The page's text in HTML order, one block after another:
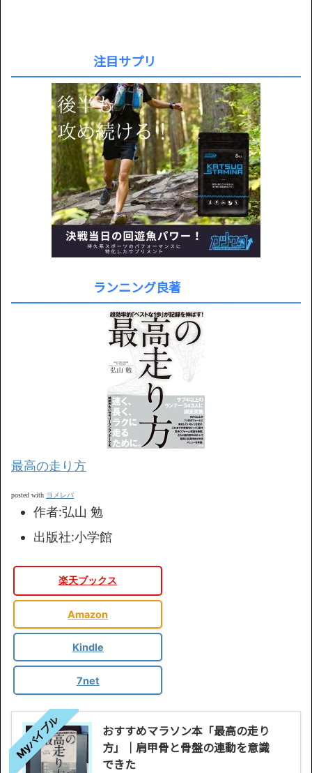
注目サプリ
ランニング良著
最高の走り方
posted with ヨメレバ
作者:弘山 勉
出版社:小学館
楽天ブックス
Amazon
Kindle
7net
Myバイブル
おすすめマラソン本「最高の走り
方」｜肩甲骨と骨盤の連動を意識
できた